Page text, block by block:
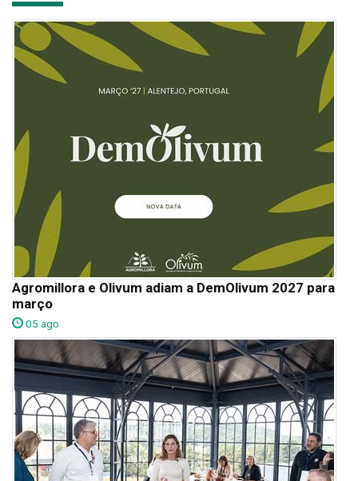
Agromillora e Olivum adiam a DemOlivum 2027 para
março
05 ago